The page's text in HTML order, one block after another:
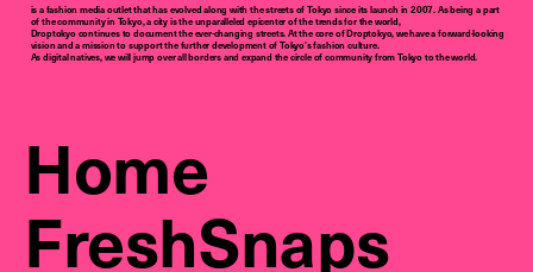
is a fashion media outlet that has evolved along with the streets of Tokyo since its launch in 2007. As being a part
of the community in Tokyo, a city is the unparalleled epicenter of the trends for the world,
Droptokyo continues to document the ever-changing streets. At the core of Droptokyo, we have a forward-looking
vision and a mission to support the further development of Tokyo’s fashion culture.
As digital natives, we will jump over all borders and expand the circle of community from Tokyo to the world.
Home
FreshSnaps